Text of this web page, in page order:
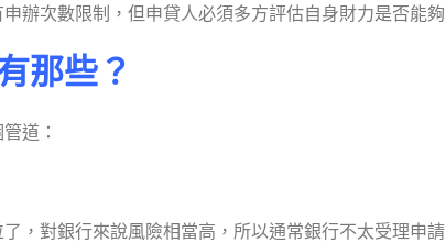
辦次數限制，但申貸人必須多方評估自身財力是否能夠
那些？
道：
，對銀行來說風險相當高，所以通常銀行不太受理申